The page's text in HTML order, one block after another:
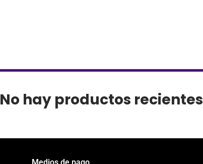
No hay productos recientes
Medios de pago